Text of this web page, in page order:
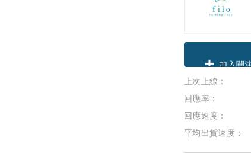
加入關注
上次上線：
回應率：
回應速度：
平均出貨速度：